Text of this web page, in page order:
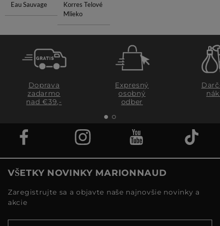
Eau Sauvage
Korres Telové
Mlieko
Doprava
zadarmo
nad €39,-
Expresný
osobný
odber
VŠETKY NOVINKY MARIONNAUD
Zaregistrujte sa a objavte naše najnovšie novinky a
akcie